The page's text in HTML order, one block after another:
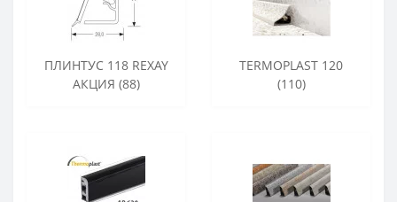
ПЛИНТУС 118 REXAY
АКЦИЯ (88)
TERMOPLAST 120
(110)